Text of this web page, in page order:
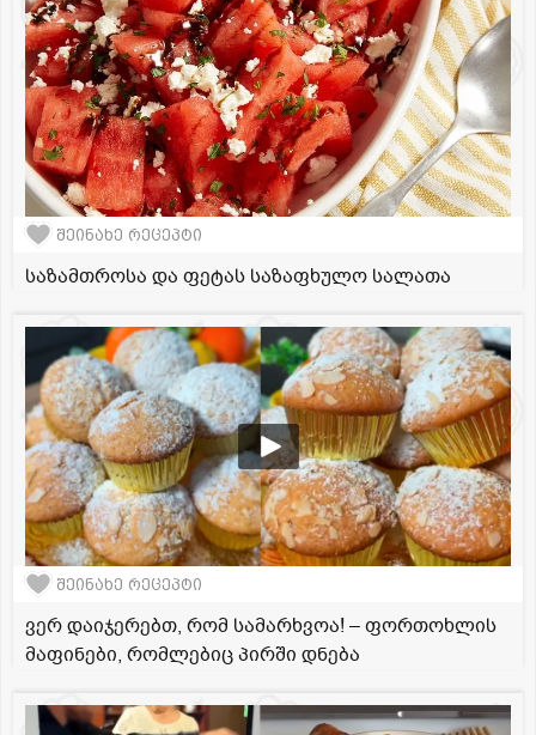
შეინახე რეცეპტი
საზამთროსა და ფეტას საზაფხულო სალათა
შეინახე რეცეპტი
ვერ დაიჯერებთ, რომ სამარხვოა! – ფორთოხლის
მაფინები, რომლებიც პირში დნება